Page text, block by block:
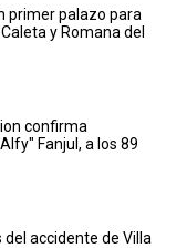
primer palazo para
y Romana del
confirma
Fanjul, a los 89
accidente de Villa